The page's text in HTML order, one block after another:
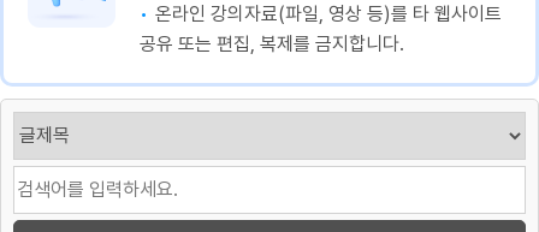
온라인 강의자료(파일, 영상 등)를 타 웹사이트
공유 또는 편집, 복제를 금지합니다.